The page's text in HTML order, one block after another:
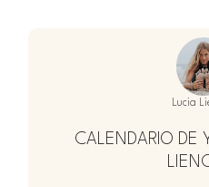
Lucia
CALENDARIO DE